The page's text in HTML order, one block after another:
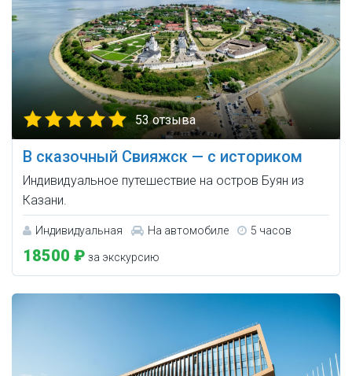
53 отзыва
В сказочный Свияжск — с историком
Индивидуальное путешествие на остров Буян из
Казани.
Индивидуальная На автомобиле 5 часов
18500 ₽ за экскурсию